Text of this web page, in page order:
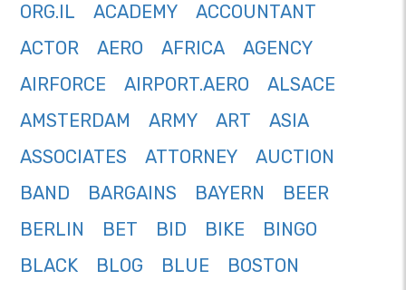
ORG.IL
ACADEMY
ACCOUNTANT
ACTOR
AERO AFRICA
AGENCY
AIRFORCE
AIRPORT.AERO
ALSACE
AMSTERDAM
ARMY ART
ASIA
ASSOCIATES
ATTORNEY
AUCTION
BAND
BARGAINS BAYERN
BEER
BERLIN
BET BID BIKE
BINGO
BLACK
BLOG BLUE
BOSTON